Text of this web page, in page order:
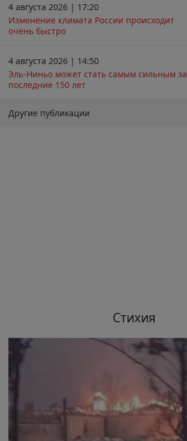
4 августа 2026 | 17:20
Изменение климата России происходит
очень быстро
4 августа 2026 | 14:50
Эль-Ниньо может стать самым сильным за
последние 150 лет
Другие публикации
Стихия